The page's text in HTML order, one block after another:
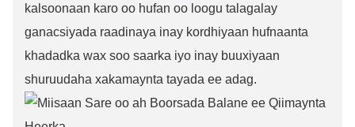
kalsoonaan karo oo hufan oo loogu talagalay
ganacsiyada raadinaya inay kordhiyaan hufnaanta
khadadka wax soo saarka iyo inay buuxiyaan
shuruudaha xakamaynta tayada ee adag.